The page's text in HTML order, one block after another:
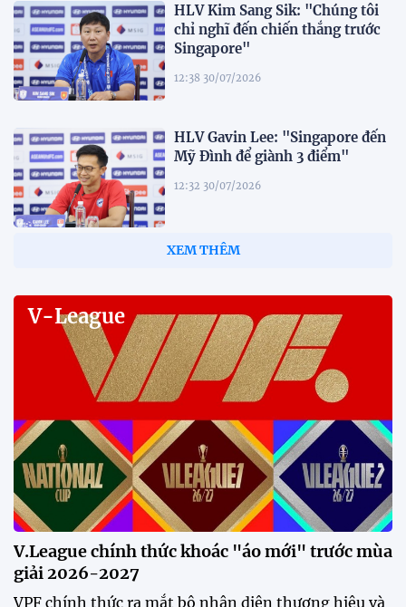
HLV Kim Sang Sik: "Chúng tôi
chỉ nghĩ đến chiến thắng trước
Singapore"
12:38 30/07/2026
HLV Gavin Lee: "Singapore đến
Mỹ Đình để giành 3 điểm"
12:32 30/07/2026
12:20 30/07/2026
Phóng viên Singapore bất ngờ
sao nhập tịch tuyển Việt Nam
20:19 29/07/2026
Đội tuyển Việt Nam chạm trán
Thái Lan tại Division 1 FIFA
ASEAN Cup 2026